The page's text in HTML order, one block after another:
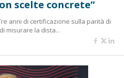
scelte concrete”
anni di certificazione sulla parità di
misurare la dista...